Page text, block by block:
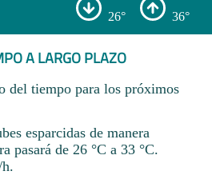
26° 36°
A LARGO PLAZO
del tiempo para los próximos
esparcidas de manera
pasará de 26 °C a 33 °C.